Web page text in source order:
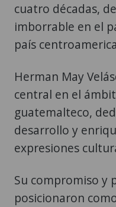
cuatro décadas,
imborrable en el
país
Herman May
central en el
guatemalteco,
desarrollo y
expresiones
Su compromiso y
posicionaron